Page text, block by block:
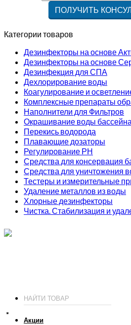
Категории товаров
Дезинфекторы на основе
Дезинфекторы на основе
Дезинфекция для СПА
Дехлорирование воды
Коагулирование и
Комплексные препараты
Наполнители для Фильтров
Окрашивание воды бассейна
Перекись водорода
Плавающие дозаторы
Регулирование РН
Средства для консервация
Средства для уничтожения
Тестеры и измерительные
Удаление металлов из воды
Хлорные дезинфекторы
Чистка. Стабилизация и
Акции